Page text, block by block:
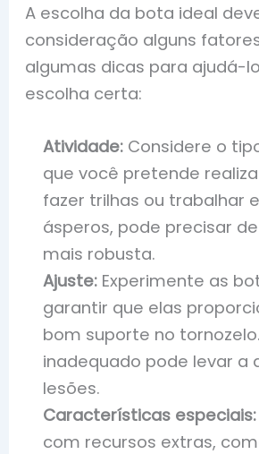
A escolha da bota ideal
consideração alguns
algumas dicas para ajudá-
escolha certa:
Atividade: Considere o
que você pretende
fazer trilhas ou trabalhar
ásperos, pode precisar
mais robusta.
Ajuste: Experimente as
garantir que elas
bom suporte no
inadequado pode levar a
lesões.
Características especiais:
com recursos extras,